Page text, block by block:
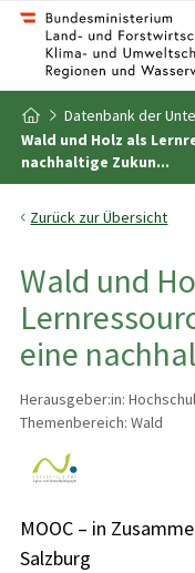
Zum Inhalt
Zum
Zur Startseite
Datenbank der
Wald und Holz als
nachhaltige Zukun...
Zurück zur Übersicht
Wald und
eine
Herausgeber:in:
Themenbereich: Wald
MOOC – in
Salzburg